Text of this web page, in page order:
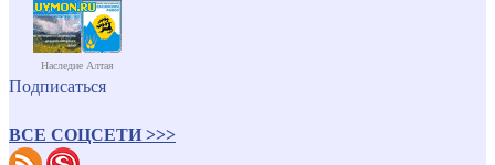
Наследие Алтая
Подписаться
ВСЕ СОЦСЕТИ >>>